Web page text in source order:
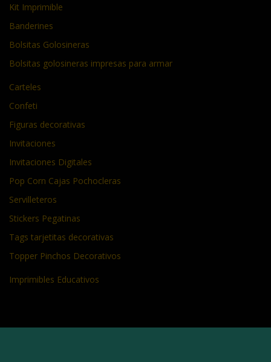
Kit Imprimible
Banderines
Bolsitas Golosineras
Bolsitas golosineras impresas para armar
Carteles
Confeti
Figuras decorativas
Invitaciones
Invitaciones Digitales
Pop Corn Cajas Pochocleras
Servilleteros
Stickers Pegatinas
Tags tarjetitas decorativas
Topper Pinchos Decorativos
Imprimibles Educativos